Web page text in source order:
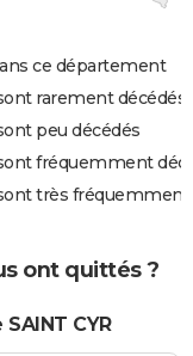
ce département
rarement décédés
peu décédés
fréquemment
très fréquemment
ont quittés ?
CYR